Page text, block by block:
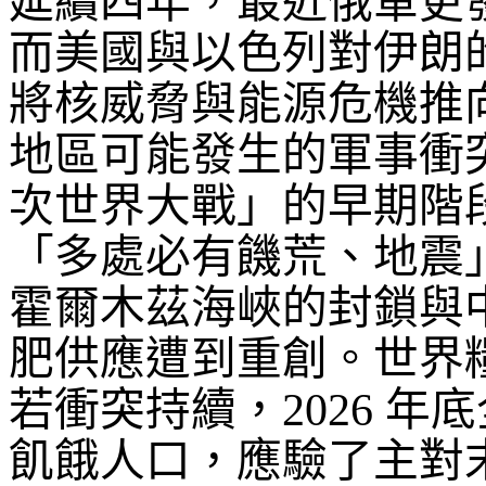
而美國與以色列對伊
將核威脅與能源危機推
地區可能發生的軍事衝
次世界大戰」的早期階
「多處必有饑荒、地震
霍爾木茲海峽的封鎖與
肥供應遭到重創。世界
若衝突持續， 2026 年
飢餓人口，應驗了主對